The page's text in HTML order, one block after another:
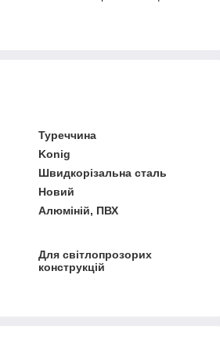
Туреччина
Konig
Швидкорізальна сталь
Новий
Алюміній, ПВХ
Для світлопрозорих
конструкцій